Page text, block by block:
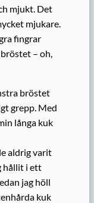
mjukt. Det
mjukare.
fingrar
– oh,
bröstet
grepp. Med
långa kuk
aldrig varit
hållit i ett
jag höll
kuk